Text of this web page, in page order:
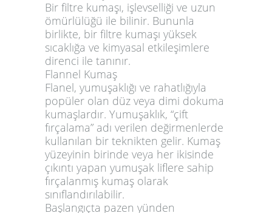
Bir filtre kumaşı, işlevselliği ve uzun
ömürlülüğü ile bilinir. Bununla
birlikte, bir filtre kumaşı yüksek
sıcaklığa ve kimyasal etkileşimlere
direnci ile tanınır.
Flannel Kumaş
Flanel, yumuşaklığı ve rahatlığıyla
popüler olan düz veya dimi dokuma
kumaşlardır. Yumuşaklık, “çift
fırçalama” adı verilen değirmenlerde
kullanılan bir teknikten gelir. Kumaş
yüzeyinin birinde veya her ikisinde
çıkıntı yapan yumuşak liflere sahip
fırçalanmış kumaş olarak
sınıflandırılabilir.
Başlangıçta pazen yünden